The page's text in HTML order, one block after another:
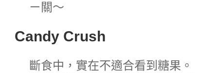
ㄧ關～
Candy Crush
斷食中，實在不適合看到糖果。